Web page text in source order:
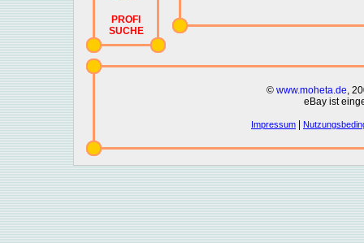
PROFI
SUCHE
© www.moheta.de,
eBay ist
Impressum